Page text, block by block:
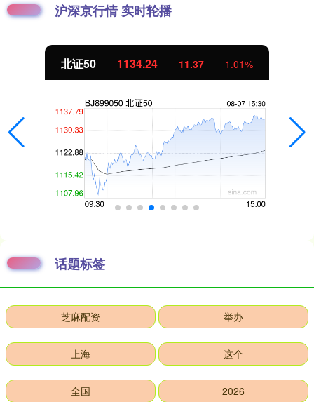
沪深京行情 实时轮播
北证50 1134.24 11.37 1.01%
话题标签
芝麻配资 举办
上海 这个
全国 2026